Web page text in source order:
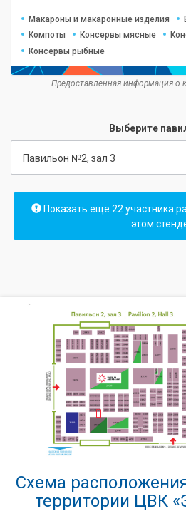
Макароны и макаронные изделия
Компоты
Консервы мясные
Консервы рыбные
Предоставленная информация о
Выберите
Павильон №2, зал 3
Показать ещё 22 участника
этом
Схема
территории ЦВК